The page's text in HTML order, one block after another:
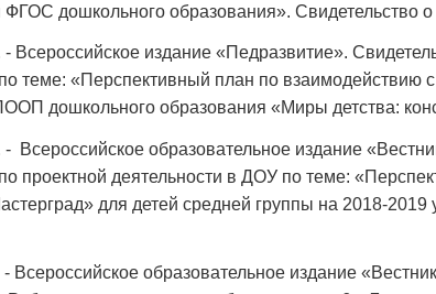
ФГОС дошкольного образования». Свидетельство
- Всероссийское издание «Педразвитие».
теме: «Перспективный план по
дошкольного образования «Миры детства:
- Всероссийское образовательное издание
проектной деятельности в ДОУ по теме:
для детей средней группы на 2018-
- Всероссийское образовательное издание